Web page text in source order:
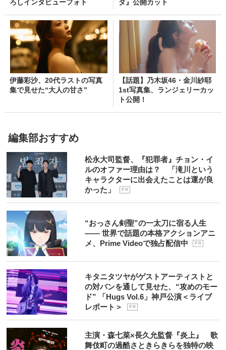
ろしインタビューフォト
ダ』公開カット
伊藤彩沙、20代ラストの写真
集で見せた“大人の甘さ”
【話題】乃木坂46・金川紗耶
1st写真集、ランジェリーカッ
ト公開！
編集部おすすめ
松永大司監督、『犯罪者』チョン・イ
ルのオファー理由は？ 「滝川という
キャラクターに出会えたことは運が良
かった」
P R
“おっさん剣聖”の一太刀に宿る人生
―― 世界で話題の本格アクションアニ
メ、Prime Videoで独占配信中
P R
キタニタツヤがゲストアーティストと
の対バンを通して見せた、“攻めのモー
ド” 「Hugs Vol.6」神戸公演＜ライブ
レポート＞
P R
主演・森七菜×長久允監督『炎上』 歌
舞伎町の過酷さときらきらを独特の映